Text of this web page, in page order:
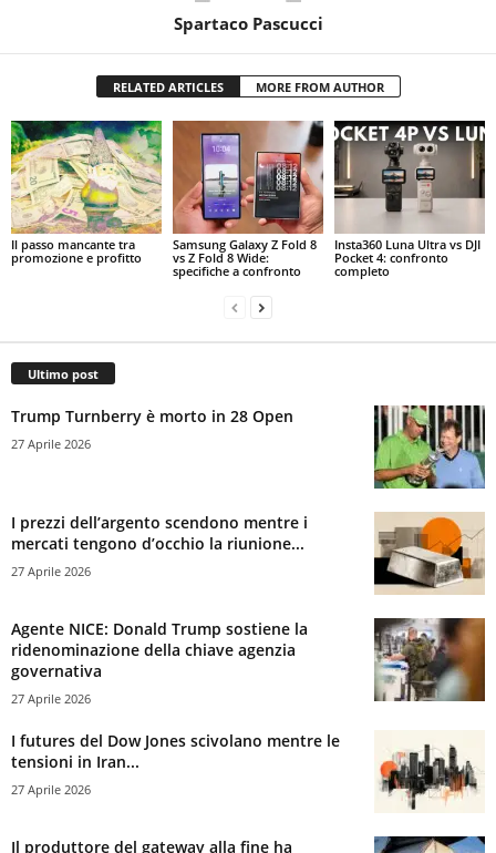
Spartaco Pascucci
RELATED ARTICLES MORE FROM AUTHOR
Il passo mancante tra
promozione e profitto
Samsung Galaxy Z Fold 8
vs Z Fold 8 Wide:
specifiche a confronto
Insta360 Luna Ultra vs DJI
Pocket 4: confronto
completo
Ultimo post
Trump Turnberry è morto in 28 Open
27 Aprile 2026
I prezzi dell’argento scendono mentre i
mercati tengono d’occhio la riunione...
27 Aprile 2026
Agente NICE: Donald Trump sostiene la
ridenominazione della chiave agenzia
governativa
27 Aprile 2026
I futures del Dow Jones scivolano mentre le
tensioni in Iran...
27 Aprile 2026
Il produttore del gateway alla fine ha